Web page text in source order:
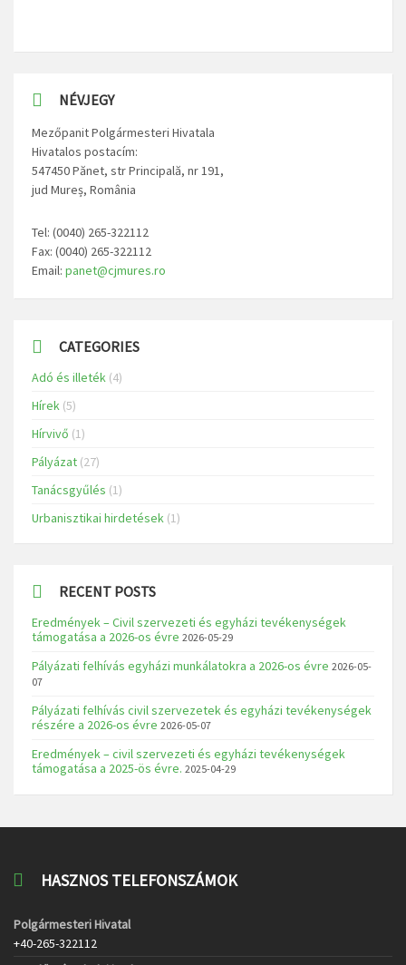
NÉVJEGY
Mezőpanit Polgármesteri Hivatala
Hivatalos postacím:
547450 Pănet, str Principală, nr 191,
jud Mureș, România
Tel: (0040) 265-322112
Fax: (0040) 265-322112
Email: panet@cjmures.ro
CATEGORIES
Adó és illeték (4)
Hírek (5)
Hírvivő (1)
Pályázat (27)
Tanácsgyűlés (1)
Urbanisztikai hirdetések (1)
RECENT POSTS
Eredmények – Civil szervezeti és egyházi tevékenységek
támogatása a 2026-os évre 2026-05-29
Pályázati felhívás egyházi munkálatokra a 2026-os évre 2026-05-
07
Pályázati felhívás civil szervezetek és egyházi tevékenységek
részére a 2026-os évre 2026-05-07
Eredmények – civil szervezeti és egyházi tevékenységek
támogatása a 2025-ös évre. 2025-04-29
HASZNOS TELEFONSZÁMOK
Polgármesteri Hivatal
+40-265-322112